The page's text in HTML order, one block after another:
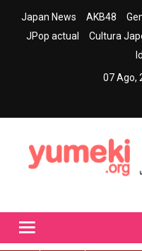
Japan News AKB48
JPop actual
Cultura
07 Ago,